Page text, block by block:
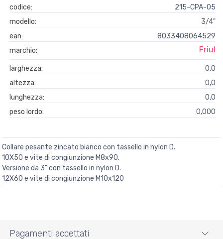
codice:
215-CPA-05
modello:
3/4"
ean:
8033408064529
marchio:
Friul
larghezza:
0,0
altezza:
0,0
lunghezza:
0,0
peso lordo:
0,000
Collare pesante zincato bianco con tassello in nylon D.
10X50 e vite di congiunzione M8x90.
Versione da 3" con tassello in nylon D.
12X60 e vite di congiunzione M10x120
Pagamenti accettati